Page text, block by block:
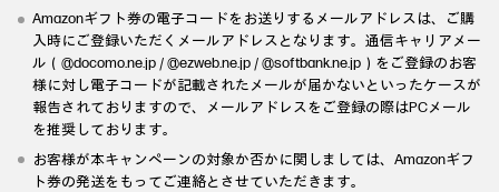
Amazonギフト券の電子コードをお送りするメールアドレスは、ご購
入時にご登録いただくメールアドレスとなります。通信キャリアメー
ル（@docomo.ne.jp / @ezweb.ne.jp / @softbank.ne.jp）をご登録のお客
様に対し電子コードが記載されたメールが届かないといったケースが
報告されておりますので、メールアドレスをご登録の際はPCメール
を推奨しております。
お客様が本キャンペーンの対象か否かに関しましては、Amazonギフ
ト券の発送をもってご連絡とさせていただきます。